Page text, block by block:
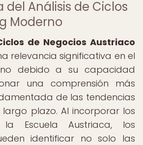
Análisis de Ciclos
Moderno
de Negocios Austriaco
relevancia significativa en el
debido a su capacidad
una comprensión más
de las tendencias
plazo. Al incorporar los
Escuela Austriaca, los
identificar no solo las